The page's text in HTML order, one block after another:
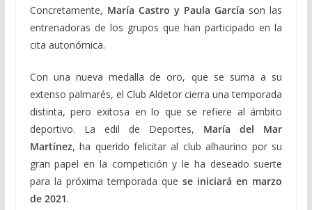
Concretamente, María Castro y Paula García son las
entrenadoras de los grupos que han participado en la
cita autonómica.
Con una nueva medalla de oro, que se suma a su
extenso palmarés, el Club Aldetor cierra una temporada
distinta, pero exitosa en lo que se refiere al ámbito
deportivo. La edil de Deportes, María del Mar
Martínez, ha querido felicitar al club alhaurino por su
gran papel en la competición y le ha deseado suerte
para la próxima temporada quese iniciará en marzo
de 2021.